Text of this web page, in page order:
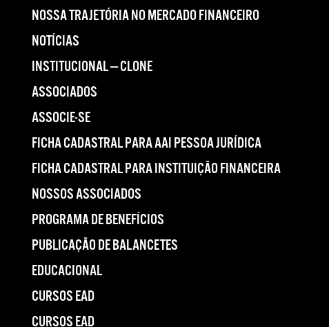
NOSSA TRAJETÓRIA NO MERCADO FINANCEIRO
NOTÍCIAS
INSTITUCIONAL — CLONE
ASSOCIADOS
ASSOCIE-SE
FICHA CADASTRAL PARA AAI PESSOA JURÍDICA
FICHA CADASTRAL PARA INSTITUIÇÃO FINANCEIRA
NOSSOS ASSOCIADOS
PROGRAMA DE BENEFÍCIOS
PUBLICAÇÃO DE BALANCETES
EDUCACIONAL
CURSOS EAD
CURSOS EAD